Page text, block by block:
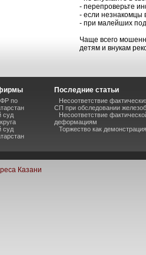
- перепроверьте
- если незнакомцы
- при малейших
Чаще всего
детям и внукам
по
суд
суд
Последние статьи
Несоответствие
СП при обследовании
Несоответствие
деформациям
Торжество как
Казани